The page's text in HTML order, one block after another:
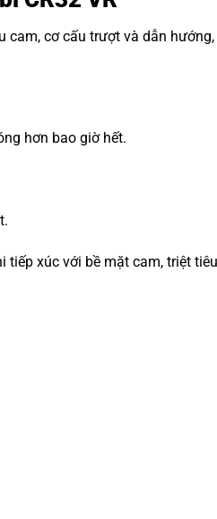
cơ cấu trượt và dẫn
hơn bao giờ hết.
xúc với bề mặt cam, triệt